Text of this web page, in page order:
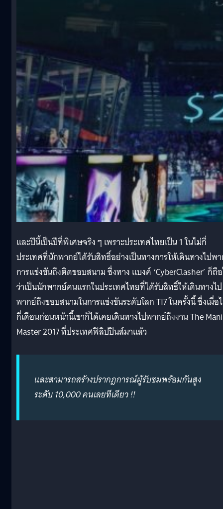
และปีนี้เป็นปีที่พิเศษจริง ๆ เพราะประเทศไทยเป็น 1 ในไม่กี่
ประเทศที่นักพากย์ได้รับสิทธิ์อย่างเป็นทางการให้เดินทางไปพ
การแข่งขันถึงติดขอบสนาม ซึ่งทาง แบงค์ ‘CyberClasher’ ก็ถื
ว่าเป็นนักพากย์คนแรกในประเทศไทยที่ได้รับสิทธิ์ให้เดินทางไป
พากย์ถึงขอบสนามในการแข่งขันระดับโลก TI7 ในครั้งนี้ ซึ่งเมื่อ
กี่เดือนก่อนหน้านี้เขาก็ได้เคยเดินทางไปพากย์ถึงงาน The
Master 2017 ที่ประเทศฟิลิปปินส์มาแล้ว
และสามารถสร้างปรากฎการณ์ผู้รับชมพร้อมกันสูง
ระดับ 10,000 คนเลยทีเดียว !!